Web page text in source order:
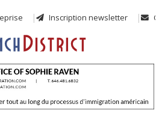
Inscription newsletter